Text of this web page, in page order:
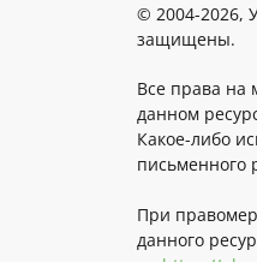
© 2004-2026,
защищены.
Все права на
данном
Какое-либо
письменного
При
данного